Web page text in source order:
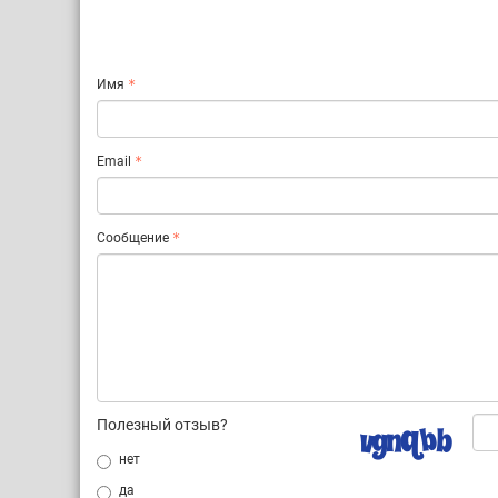
Имя
Email
Сообщение
Полезный отзыв?
нет
да